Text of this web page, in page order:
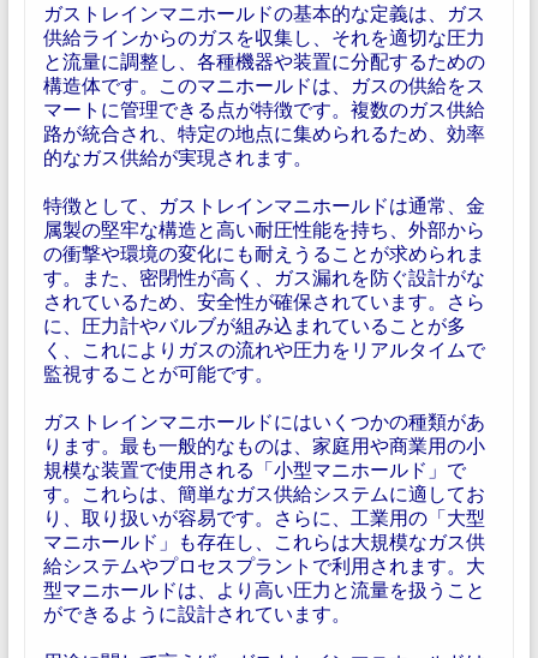
ガストレインマニホールドの基本的な定義は、ガス
供給ラインからのガスを収集し、それを適切な圧力
と流量に調整し、各種機器や装置に分配するための
構造体です。このマニホールドは、ガスの供給をス
マートに管理できる点が特徴です。複数のガス供給
路が統合され、特定の地点に集められるため、効率
的なガス供給が実現されます。
特徴として、ガストレインマニホールドは通常、金
属製の堅牢な構造と高い耐圧性能を持ち、外部から
の衝撃や環境の変化にも耐えうることが求められま
す。また、密閉性が高く、ガス漏れを防ぐ設計がな
されているため、安全性が確保されています。さら
に、圧力計やバルブが組み込まれていることが多
く、これによりガスの流れや圧力をリアルタイムで
監視することが可能です。
ガストレインマニホールドにはいくつかの種類があ
ります。最も一般的なものは、家庭用や商業用の小
規模な装置で使用される「小型マニホールド」で
す。これらは、簡単なガス供給システムに適してお
り、取り扱いが容易です。さらに、工業用の「大型
マニホールド」も存在し、これらは大規模なガス供
給システムやプロセスプラントで利用されます。大
型マニホールドは、より高い圧力と流量を扱うこと
ができるように設計されています。